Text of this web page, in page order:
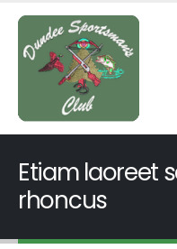
Etiam laoreet
rhoncus